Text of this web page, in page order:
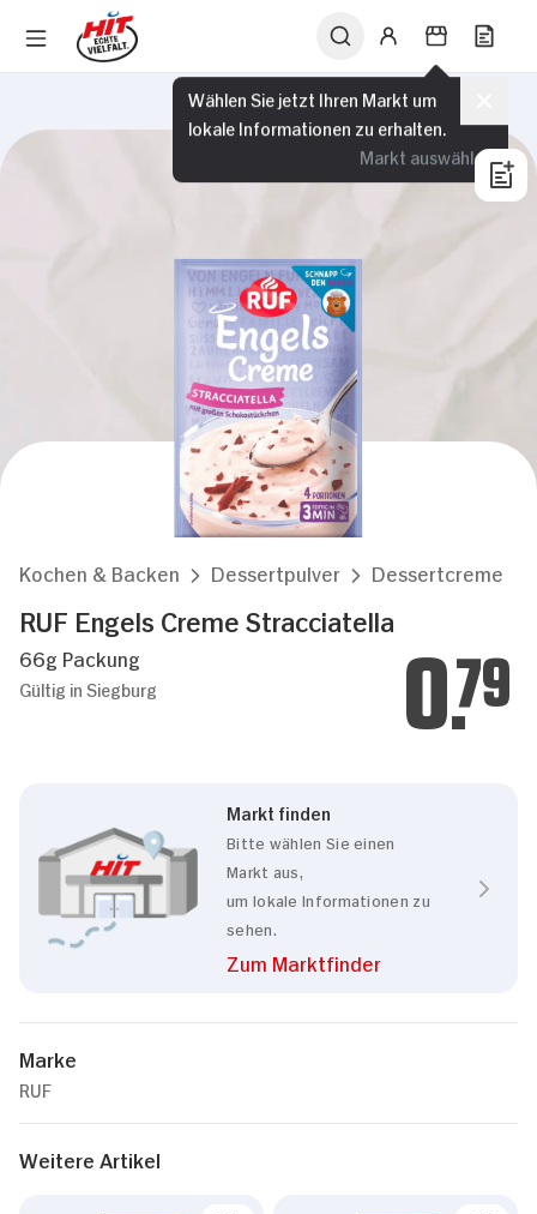
Wählen Sie jetzt Ihren Markt um
lokale Informationen zu erhalten.
Markt auswählen
Kochen & Backen Dessertpulver Dessertcreme
RUF Engels Creme Stracciatella
66g Packung
Gültig in Siegburg 0.79
Markt finden
Bitte wählen Sie einen
Markt aus,
um lokale Informationen zu
sehen.
Zum Marktfinder
Marke
RUF
Weitere Artikel